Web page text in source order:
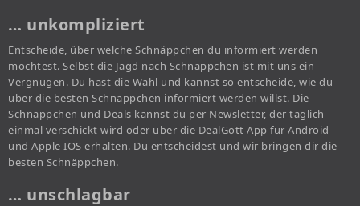
… unkompliziert
Entscheide, über welche Schnäppchen du informiert werden
möchtest. Selbst die Jagd nach Schnäppchen ist mit uns ein
Vergnügen. Du hast die Wahl und kannst so entscheide, wie du
über die besten Schnäppchen informiert werden willst. Die
Schnäppchen und Deals kannst du per Newsletter, der täglich
einmal verschickt wird oder über die DealGott App für Android
und Apple IOS erhalten. Du entscheidest und wir bringen dir die
besten Schnäppchen.
… unschlagbar